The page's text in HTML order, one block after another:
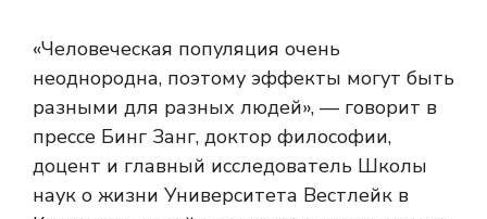
«Человеческая популяция очень
неоднородна, поэтому эффекты могут быть
разными для разных людей», — говорит в
прессе Бинг Занг, доктор философии,
доцент и главный исследователь Школы
наук о жизни Университета Вестлейк в